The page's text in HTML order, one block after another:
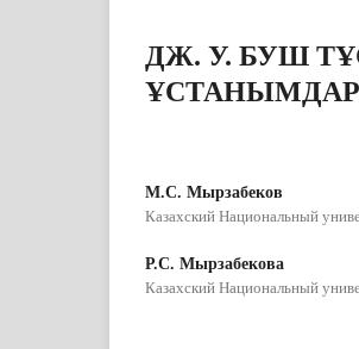
ДЖ. У. БУШ
М.С. Мырзабеков
Казахский Национальный
Р.С. Мырзабекова
Казахский Национальный